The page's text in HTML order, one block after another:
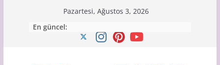
Pazartesi, Ağustos 3, 2026
En güncel: